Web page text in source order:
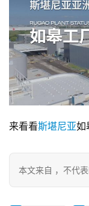
来看看斯堪尼亚如
本文来自 ，不代